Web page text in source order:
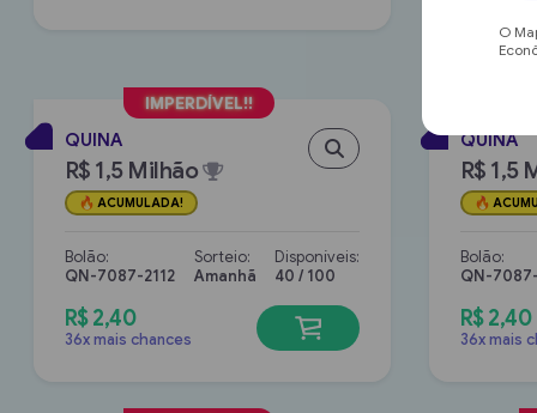
QUINA
R$ 1,5 Milhão
ACUMULADA!
Bolão:
QN-7087-2112
Sorteio:
Amanhã
Disponíveis:
40 / 100
R$ 2,40
36x mais chances
QUINA
R$ 1,5
Bolão:
QN-
R$ 2,40
36x mais
O